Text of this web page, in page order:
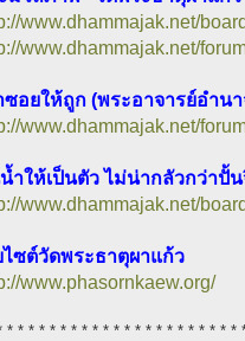
www.dhammajak.net/
www.dhammajak.net/
ซอยให้ถูก (พระอาจารย์อำน
www.dhammajak.net/
ำให้เป็นตัว ไม่น่ากลัวกว่าปั้
www.dhammajak.net/
ไซต์วัดพระธาตุผาแก้ว
www.phasornkaew.org/
* * * * * * * * * * * * * * * * * * * * * *